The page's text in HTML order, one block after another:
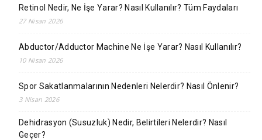
Retinol Nedir, Ne İşe Yarar? Nasıl Kullanılır? Tüm Faydaları
27 Nisan 2026
Abductor/Adductor Machine Ne İşe Yarar? Nasıl Kullanılır?
10 Nisan 2026
Spor Sakatlanmalarının Nedenleri Nelerdir? Nasıl Önlenir?
3 Nisan 2026
Dehidrasyon (Susuzluk) Nedir, Belirtileri Nelerdir? Nasıl
Geçer?